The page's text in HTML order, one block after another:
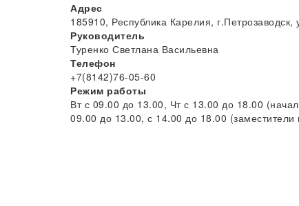
Адрес
185910, Республика Карелия, г.Петрозаводск,
Руководитель
Туренко Светлана Васильевна
Телефон
+7(8142)76-05-60
Режим работы
Вт с 09.00 до 13.00, Чт с 13.00 до 18.00
09.00 до 13.00, с 14.00 до 18.00 (заместители